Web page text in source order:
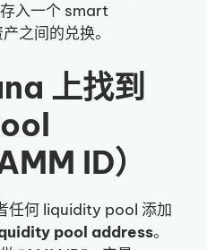
入一个 smart
之间的兑换。
上找到
ID）
任何 liquidity pool 添加
pool address。